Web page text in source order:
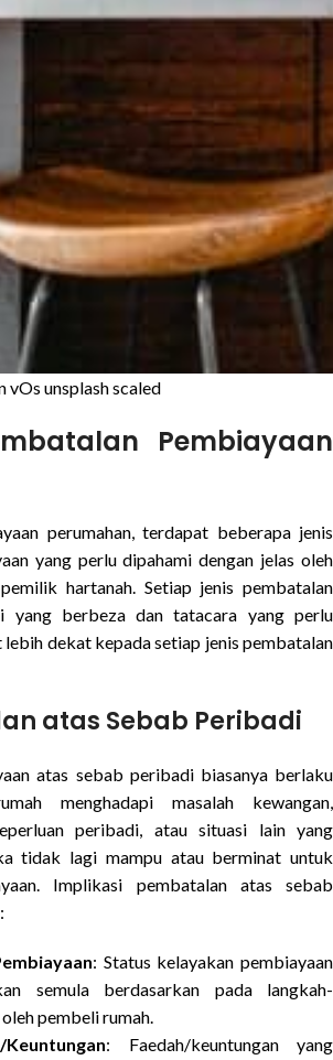
vOs unsplash scaled
Pembiayaan
perumahan, terdapat beberapa jenis
yang perlu dipahami dengan jelas oleh
hartanah. Setiap jenis pembatalan
yang berbeza dan tatacara yang perlu
dekat kepada setiap jenis pembatalan
atas Sebab Peribadi
atas sebab peribadi biasanya berlaku
menghadapi masalah kewangan,
peribadi, atau situasi lain yang
tidak lagi mampu atau berminat untuk
Implikasi pembatalan atas sebab
: Status kelayakan pembiayaan
semula berdasarkan pada langkah-
pembeli rumah.
: Faedah/keuntungan yang